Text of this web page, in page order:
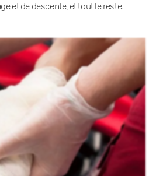
et de descente, et tout le reste.